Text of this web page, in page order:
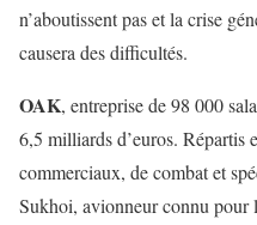
n’aboutissent pas et la crise
causera des difficultés.
OAK, entreprise de 98 000
6,5 milliards d’euros. Répartis
commerciaux, de combat et
Sukhoi, avionneur connu